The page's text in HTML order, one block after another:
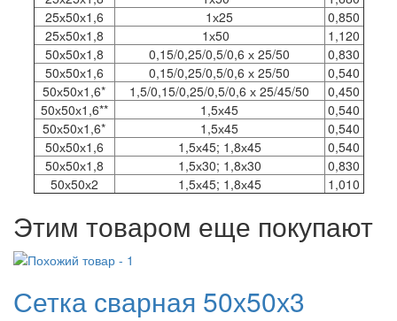
25х50х1,6
1х25
0,850
25х50х1,8
1х50
1,120
50х50х1,8
0,15/0,25/0,5/0,6 х 25/50
0,830
50х50х1,6
0,15/0,25/0,5/0,6 х 25/50
0,540
50х50х1,6*
1,5/0,15/0,25/0,5/0,6 х 25/45/50
0,450
50х50х1,6**
1,5х45
0,540
50х50х1,6*
1,5х45
0,540
50х50х1,6
1,5х45; 1,8х45
0,540
50х50х1,8
1,5х30; 1,8х30
0,830
50х50х2
1,5х45; 1,8х45 1,010
Этим товаром еще покупают
Сетка сварная 50х50х3